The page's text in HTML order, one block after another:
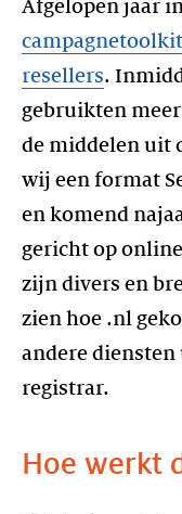
Afgelopen jaar
resellers.
gebruikten
de middelen uit
wij een format
en komend
gericht op
zijn divers en
zien hoe .nl
andere
registrar.
Hoe werkt